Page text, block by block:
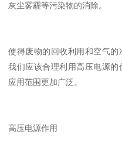
灰尘雾霾等污染物的消除。
使得废物的回收利用和空气的
我们应该合理利用高压电源
应用范围更加广泛。
高压电源作用